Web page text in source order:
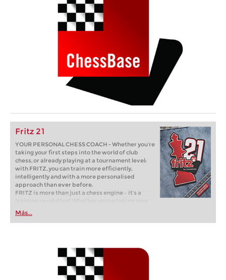
Fritz 21
YOUR PERSONAL CHESS COACH - Whether you’re
taking your first steps into the world of club
chess, or already playing at a tournament level:
with FRITZ, you can train more efficiently,
intelligently and with a more personalised
approach than ever before.
FRITZ is more than just a chess engine – it’s a
training revolution! Whether you’re taking your
first steps into the world of club chess, or already
playing at a tournament level: with FRITZ, you can
train more efficiently, intelligently and with a
Más...